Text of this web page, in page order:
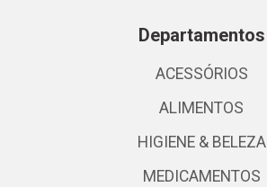
Departamentos
ACESSÓRIOS
ALIMENTOS
HIGIENE & BELEZA
MEDICAMENTOS